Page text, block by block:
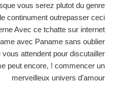
vous serez plutot du genre
continument outrepasser ceci
Avec ce tchatte sur internet
avec Paname sans oublier
vous attendent pour discutailler
peut encore, ! commencer un
merveilleux univers d’amour